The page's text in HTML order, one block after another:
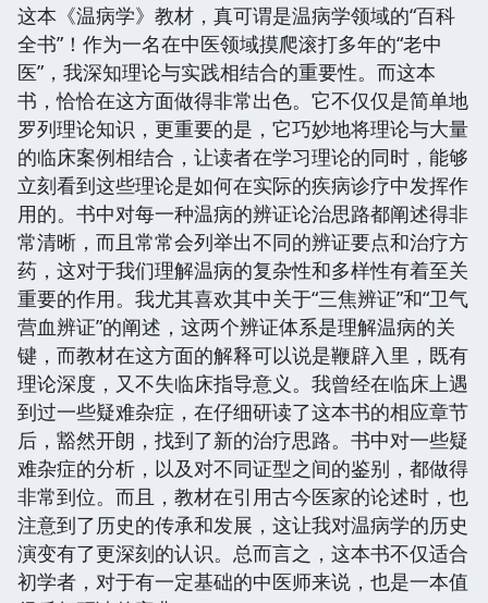
这本《温病学》教材，真可谓是温病学领域的“百科
全书”！作为一名在中医领域摸爬滚打多年的“老中
医”，我深知理论与实践相结合的重要性。而这本
书，恰恰在这方面做得非常出色。它不仅仅是简单地
罗列理论知识，更重要的是，它巧妙地将理论与大量
的临床案例相结合，让读者在学习理论的同时，能够
立刻看到这些理论是如何在实际的疾病诊疗中发挥作
用的。书中对每一种温病的辨证论治思路都阐述得非
常清晰，而且常常会列举出不同的辨证要点和治疗方
药，这对于我们理解温病的复杂性和多样性有着至关
重要的作用。我尤其喜欢其中关于“三焦辨证”和“卫气
营血辨证”的阐述，这两个辨证体系是理解温病的关
键，而教材在这方面的解释可以说是鞭辟入里，既有
理论深度，又不失临床指导意义。我曾经在临床上遇
到过一些疑难杂症，在仔细研读了这本书的相应章节
后，豁然开朗，找到了新的治疗思路。书中对一些疑
难杂症的分析，以及对不同证型之间的鉴别，都做得
非常到位。而且，教材在引用古今医家的论述时，也
注意到了历史的传承和发展，这让我对温病学的历史
演变有了更深刻的认识。总而言之，这本书不仅适合
初学者，对于有一定基础的中医师来说，也是一本值